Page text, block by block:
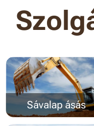
Sávalap ásás